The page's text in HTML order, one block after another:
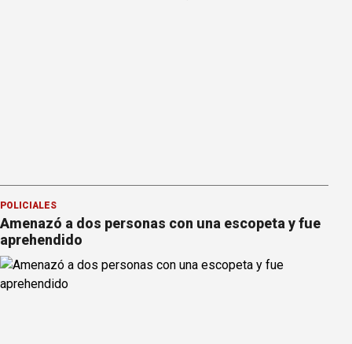
POLICIALES
Amenazó a dos personas con una escopeta y fue
aprehendido